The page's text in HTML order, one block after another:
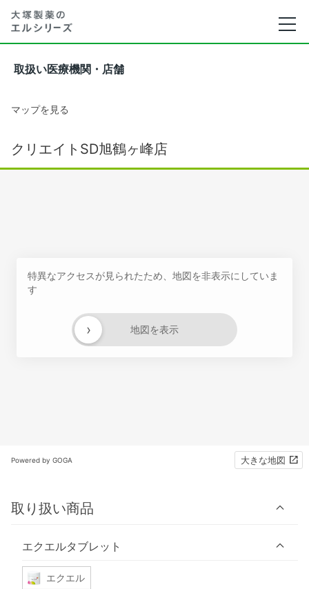
取扱い医療機関・店舗
マップを見る
クリエイトSD旭鶴ヶ峰店
特異なアクセスが見られたため、地図を非表示にしていま
す
地図を表示
›
Powered by GOGA 大きな地図
取り扱い商品
エクエルタブレット
エクエル